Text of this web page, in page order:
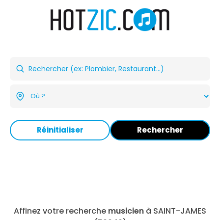
Réinitialiser Rechercher
Affinez votre recherche musicien à SAINT-JAMES